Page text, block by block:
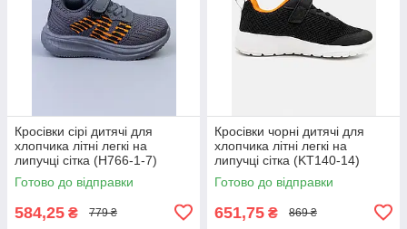
Кросівки сірі дитячі для
хлопчика літні легкі на
липучці сітка (H766-1-7)
Готово до відправки
584,25 ₴ 779 ₴
Кросівки чорні дитячі для
хлопчика літні легкі на
липучці сітка (KT140-14)
Готово до відправки
651,75 ₴ 869 ₴